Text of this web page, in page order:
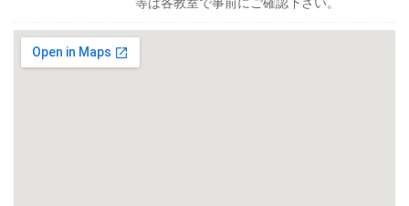
等は各教室で事前にご確認下さい。